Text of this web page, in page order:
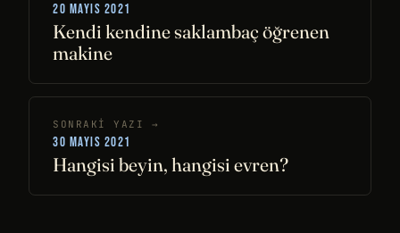
20 MAYIS 2021
Kendi kendine saklambaç öğrenen
makine
SONRAKI YAZI →
30 MAYIS 2021
Hangisi beyin, hangisi evren?